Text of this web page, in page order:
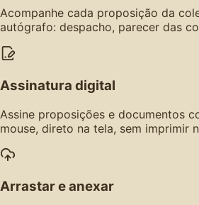
Acompanhe cada proposição da
autógrafo: despacho, parecer das
Assinatura digital
Assine proposições e documentos
mouse, direto na tela, sem imprimir
Arrastar e anexar